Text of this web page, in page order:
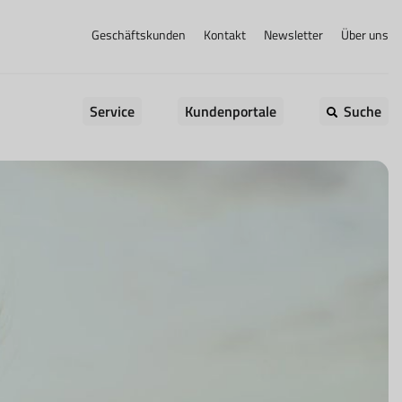
Geschäftskunden Kontakt Newsletter Über uns
Service Kundenportale Suche